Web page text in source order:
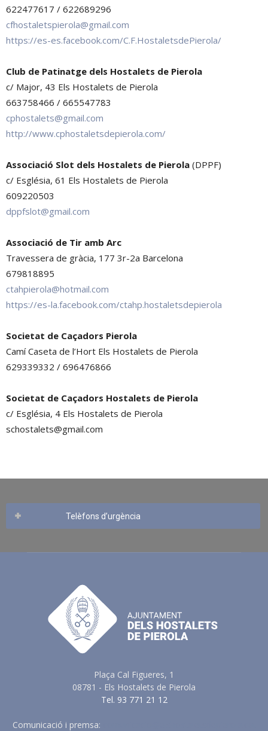
622477617 / 622689296
cfhostaletspierola@gmail.com
https://es-es.facebook.com/C.F.HostaletsdePierola/
Club de Patinatge dels Hostalets de Pierola
c/ Major, 43 Els Hostalets de Pierola
663758466 / 665547783
cphostalets@gmail.com
http://www.cphostaletsdepierola.com/
Associació Slot dels Hostalets de Pierola (DPPF)
c/ Església, 61 Els Hostalets de Pierola
609220503
dppfslot@gmail.com
Associació de Tir amb Arc
Travessera de gràcia, 177 3r-2a Barcelona
679818895
ctahpierola@hotmail.com
https://es-la.facebook.com/ctahp.hostaletsdepierola
Societat de Caçadors Pierola
Camí Caseta de l’Hort Els Hostalets de Pierola
629339332 / 696476866
Societat de Caçadors Hostalets de Pierola
c/ Església, 4 Els Hostalets de Pierola
schostalets@gmail.com
Telèfons d’urgència
Plaça Cal Figueres, 1
08781 - Els Hostalets de Pierola
Tel. 93 771 21 12
Comunicació i premsa: